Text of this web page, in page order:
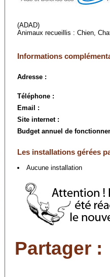
(ADAD)
Animaux recueillis : Chien,
Informations
Adresse :
Téléphone :
Email :
Site internet :
Budget annuel de
Les installations gérées
Aucune installation
Partager :